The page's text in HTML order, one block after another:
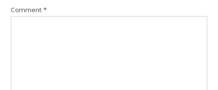
Comment*